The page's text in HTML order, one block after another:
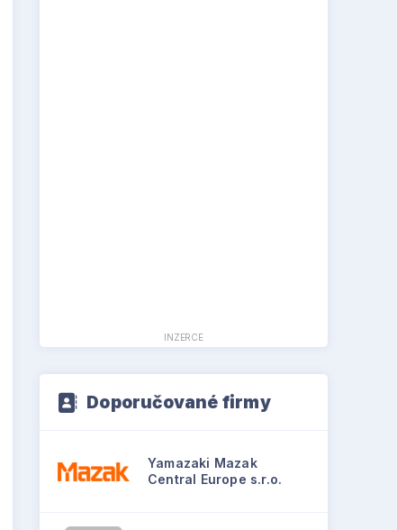
INZERCE
Doporučované firmy
Yamazaki Mazak
Central Europe s.r.o.